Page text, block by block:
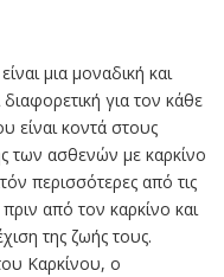
μια μοναδική και
για τον κάθε
είναι κοντά στους
των ασθενών με καρκίνο
περισσότερες από τις
από τον καρκίνο και
της ζωής τους.
Καρκίνου, ο